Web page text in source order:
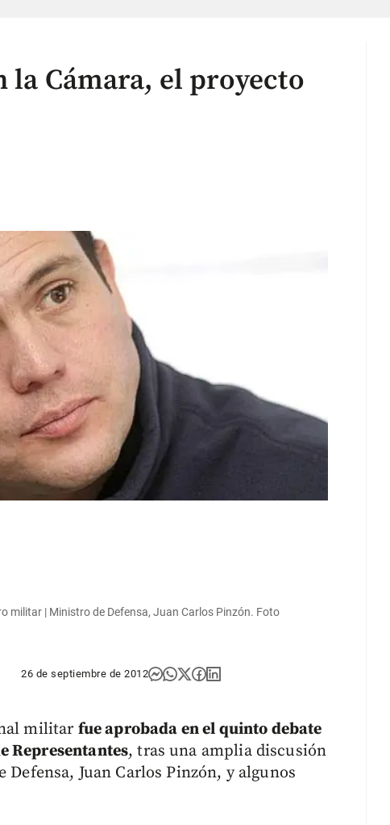
la Cámara, el proyecto
militar | Ministro de Defensa, Juan Carlos Pinzón. Foto
26 de septiembre de 2012
militar fue aprobada en el quinto debate
Representantes, tras una amplia discusión
Juan Carlos Pinzón, y algunos